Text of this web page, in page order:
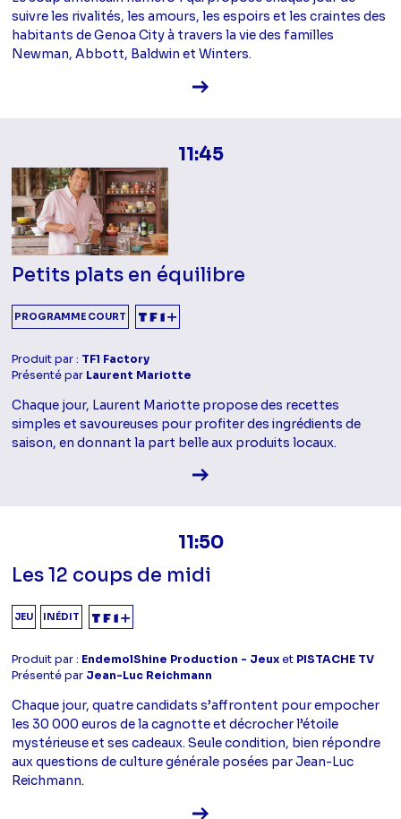
suivre les rivalités, les amours, les espoirs et les craintes des
habitants de Genoa City à travers la vie des familles
Newman, Abbott, Baldwin et Winters.
Voir la fiche diffusion
11:45
Petits plats en équilibre
PROGRAMME COURT
Produit par : TF1 Factory
Présenté par Laurent Mariotte
Chaque jour, Laurent Mariotte propose des recettes
simples et savoureuses pour profiter des ingrédients de
saison, en donnant la part belle aux produits locaux.
Voir la fiche diffusion
11:50
Les 12 coups de midi
JEU INÉDIT
Produit par : EndemolShine Production - Jeuxet PISTACHE TV
Présenté par Jean-Luc Reichmann
Chaque jour, quatre candidats s’affrontent pour empocher
les 30 000 euros de la cagnotte et décrocher l’étoile
mystérieuse et ses cadeaux. Seule condition, bien répondre
aux questions de culture générale posées par Jean-Luc
Reichmann.
Voir la fiche diffusion